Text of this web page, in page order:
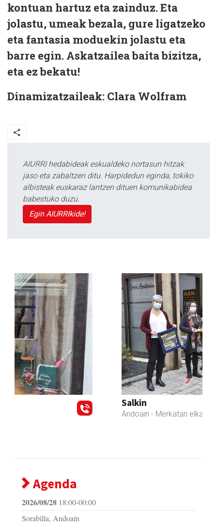
kontuan hartuz eta zainduz. Eta
jolastu, umeak bezala, gure ligatzeko
eta fantasia moduekin jolastu eta
barre egin. Askatzailea baita bizitza,
eta ez bekatu!
Dinamizatzaileak: Clara Wolfram
AIURRI hedabideak eskualdeko nortasun hitzak
jaso eta zabaltzen ditu. Harpidedun eginda, tokiko
albisteak euskaraz lantzen dituen komunikabidea
babestuko duzu.
Egin AIURRIkide!
- Merkatari elkarteak
Previous Next
Agenda
2026/08/28 18:00-00:00
Sorabilla, Andoain